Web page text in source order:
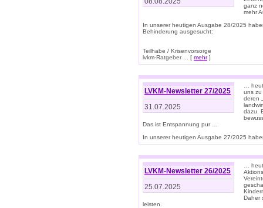
ganz
mehr
In unserer heutigen Ausgabe 28/2025
Behinderung ausgesucht:
Teilhabe / Krisenvorsorge
lvkm-Ratgeber ... [ mehr]
LVKM-Newsletter 27/2025
31.07.2025
…
uns zu
deren
dazu.
Das ist Entspannung pur …
In unserer heutigen Ausgabe 27/2025
LVKM-Newsletter 26/2025
25.07.2025
…
Daher
leisten.